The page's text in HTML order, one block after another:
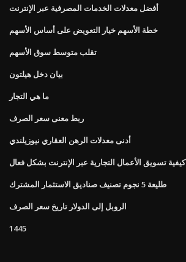
أفضل معدلات الخدمات المصرفية عبر الإنترنت
خطة الأسهم خيار التعويض على أساس الأسهم
تقلب متوسط ​​سوق الأسهم
بيان دخل هيلتون
ما هي التجار
ربط معنى سعر الصرف
أدنى معدلات الرهن العقاري نيوزيلندي
كيفية تسويق الأعمال التجارية عبر الإنترنت بشكل فعال
طليعة 5 نجوم تصنيف صناديق الاستثمار المشترك
الروبل إلى الدولار تاريخ سعر الصرف
1445